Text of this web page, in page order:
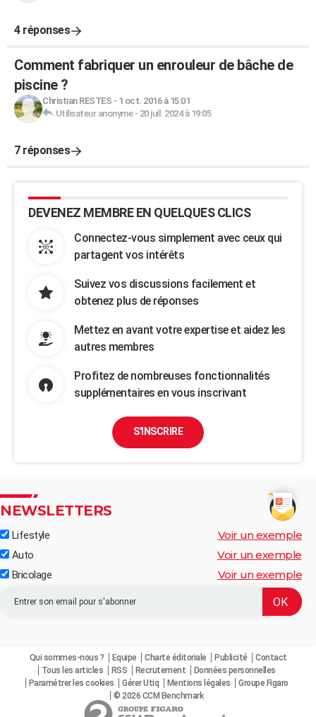
4 réponses
Comment fabriquer un enrouleur de bâche de
piscine ?
Christian RESTES - 1 oct. 2016 à 15:01
Utilisateur anonyme- 20 juil. 2024 à 19:05
7 réponses
DEVENEZ MEMBRE EN QUELQUES CLICS
Connectez-vous simplement avec ceux qui
partagent vos intérêts
Suivez vos discussions facilement et
obtenez plus de réponses
Mettez en avant votre expertise et aidez les
autres membres
Profitez de nombreuses fonctionnalités
supplémentaires en vous inscrivant
S'INSCRIRE
NEWSLETTERS
Lifestyle Voir un exemple
Auto Voir un exemple
Bricolage Voir un exemple
Qui sommes-nous ? Equipe Charte éditoriale Publicité
Contact
Tous les articles
RSS Recrutement
Données personnelles
Paramétrer les cookies
Gérer Utiq Mentions légales
Groupe Figaro
© 2026 CCM Benchmark